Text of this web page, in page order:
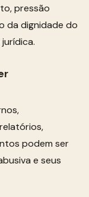
pressão
da dignidade do
podem ser
e seus